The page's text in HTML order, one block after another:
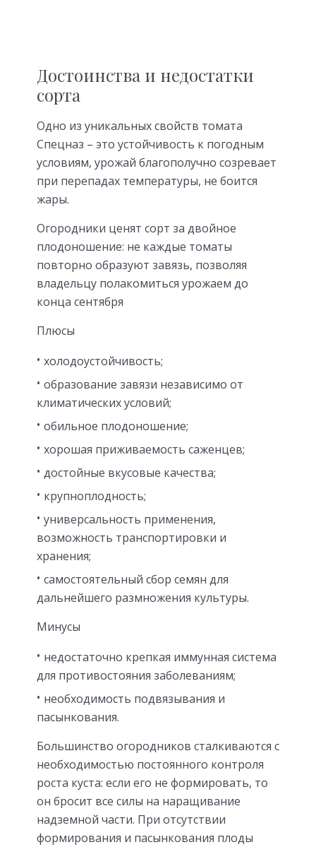
Достоинства и недостатки
сорта
Одно из уникальных свойств томата
Спецназ – это устойчивость к погодным
условиям, урожай благополучно созревает
при перепадах температуры, не боится
жары.
Огородники ценят сорт за двойное
плодоношение: не каждые томаты
повторно образуют завязь, позволяя
владельцу полакомиться урожаем до
конца сентября
Плюсы
холодоустойчивость;
образование завязи независимо от
климатических условий;
обильное плодоношение;
хорошая приживаемость саженцев;
достойные вкусовые качества;
крупноплодность;
универсальность применения,
возможность транспортировки и
хранения;
самостоятельный сбор семян для
дальнейшего размножения культуры.
Минусы
недостаточно крепкая иммунная система
для противостояния заболеваниям;
необходимость подвязывания и
пасынкования.
Большинство огородников сталкиваются с
необходимостью постоянного контроля
роста куста: если его не формировать, то
он бросит все силы на наращивание
надземной части. При отсутствии
формирования и пасынкования плоды